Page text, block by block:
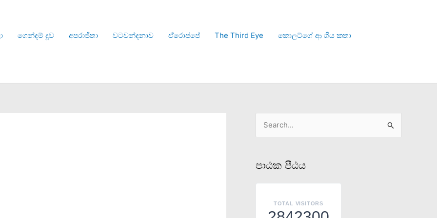
ගෙන්දම් දූව අපරාජිතා වටවන්දනාව ඒරොප්පේ The Third Eye
කොලට්ගේ ආ ගිය කතා
r
c
පාඨක පීඨය
TOTAL VISITORS